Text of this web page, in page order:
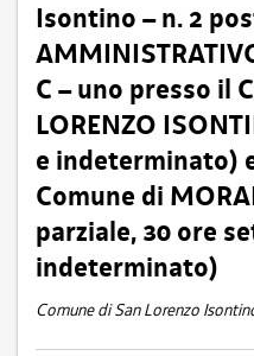
Isontino – n. 2
C – uno presso il
LORENZO
e indeterminato)
Comune di
parziale, 30 ore
indeterminato)
Comune di San Lorenzo